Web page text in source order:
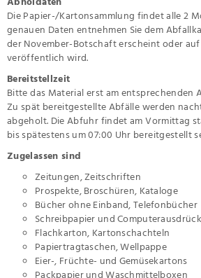
Die Papier-/Kartonsammlung findet alle 2
genauen Daten entnehmen Sie dem
der November-Botschaft erscheint oder
veröffentlich wird.
Bereitstellzeit
Bitte das Material erst am entsprechenden
Zu spät bereitgestellte Abfälle werden
abgeholt. Die Abfuhr findet am Vormittag
bis spätestens um 07:00 Uhr bereitgestellt
Zugelassen sind
Zeitungen, Zeitschriften
Prospekte, Broschüren, Kataloge
Bücher ohne Einband, Telefonbücher
Schreibpapier und
Flachkarton, Kartonschachteln
Papiertragtaschen, Wellpappe
Eier-, Früchte- und Gemüsekartons
Packpapier und Waschmittelboxen